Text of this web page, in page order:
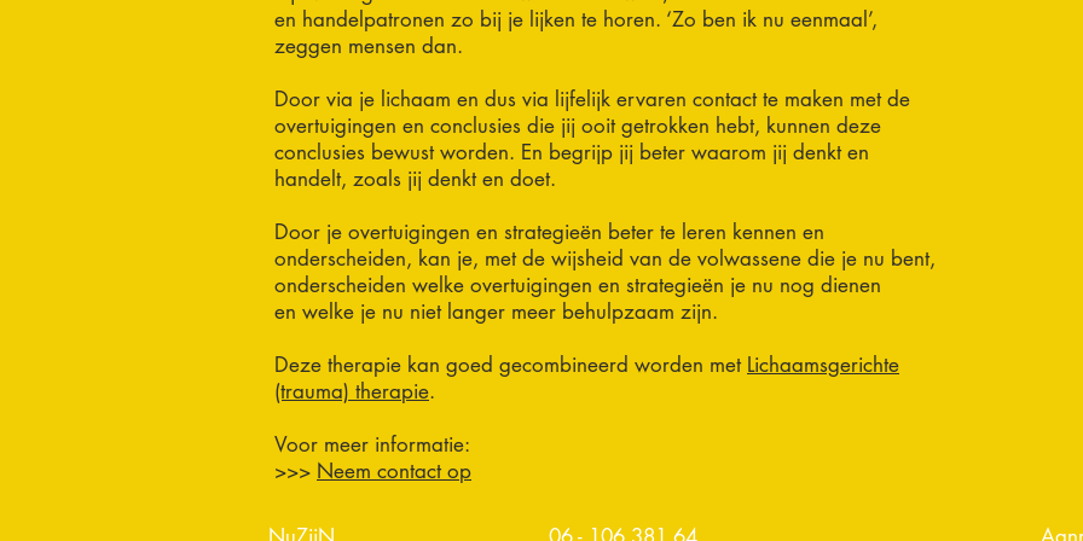
en handelpatronen zo bij je lijken te horen. ‘Zo ben ik nu eenmaal’,
zeggen mensen dan.
Door via je lichaam en dus via lijfelijk ervaren contact te maken met de
overtuigingen en conclusies die jij ooit getrokken hebt, kunnen deze
conclusies bewust worden. En begrijp jij beter waarom jij denkt en
handelt, zoals jij denkt en doet.
Door je overtuigingen en strategieën beter te leren kennen en
onderscheiden, kan je, met de wijsheid van de volwassene die je nu bent,
onderscheiden welke overtuigingen en strategieën je nu nog dienen
en welke je nu niet langer meer behulpzaam zijn.
Deze therapie kan goed gecombineerd worden met Lichaamsgerichte
(trauma) therapie.
Voor meer informatie:
>>> Neem contact op